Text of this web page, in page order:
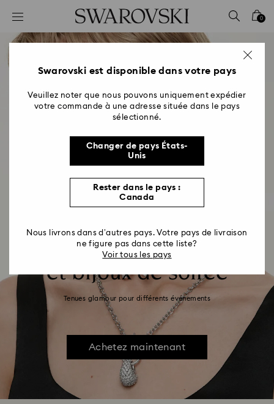
Accesskeys list
0 - Header
2 - Footer
0
Tenue de Soirée de gala
et bijoux de soirée
Tenues glamour pour différents événements
Achetez maintenant
Swarovski est disponible dans votre pays
Veuillez noter que nous pouvons uniquement expédier
votre commande à une adresse située dans le pays
sélectionné.
Changer de pays États-
Unis
Rester dans le pays :
Canada
Nous livrons dans d’autres pays. Votre pays de livraison
ne figure pas dans cette liste?
Voir tous les pays